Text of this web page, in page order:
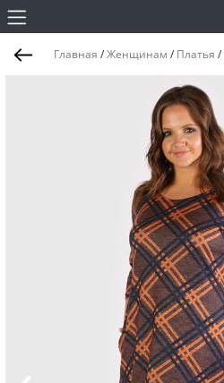
Главная /Женщинам / Платья /